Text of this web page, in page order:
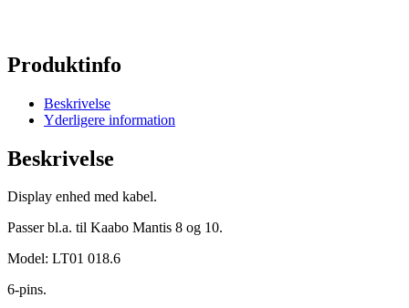
Produktinfo
Beskrivelse
Yderligere information
Beskrivelse
Display enhed med kabel.
Passer bl.a. til Kaabo Mantis 8 og 10.
Model: LT01 018.6
6-pins.